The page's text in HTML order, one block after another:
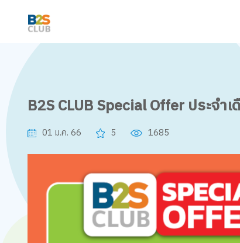
B2S CLUB Special Offer ประจ
01 ม.ค. 66 5 1685